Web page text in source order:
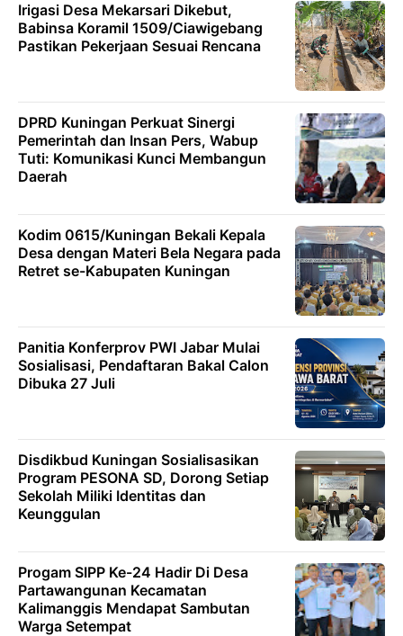
Irigasi Desa Mekarsari Dikebut,
Babinsa Koramil 1509/Ciawigebang
Pastikan Pekerjaan Sesuai Rencana
DPRD Kuningan Perkuat Sinergi
Pemerintah dan Insan Pers, Wabup
Tuti: Komunikasi Kunci Membangun
Daerah
Kodim 0615/Kuningan Bekali Kepala
Desa dengan Materi Bela Negara pada
Retret se-Kabupaten Kuningan
Panitia Konferprov PWI Jabar Mulai
Sosialisasi, Pendaftaran Bakal Calon
Dibuka 27 Juli
Disdikbud Kuningan Sosialisasikan
Program PESONA SD, Dorong Setiap
Sekolah Miliki Identitas dan
Keunggulan
Progam SIPP Ke-24 Hadir Di Desa
Partawangunan Kecamatan
Kalimanggis Mendapat Sambutan
Warga Setempat